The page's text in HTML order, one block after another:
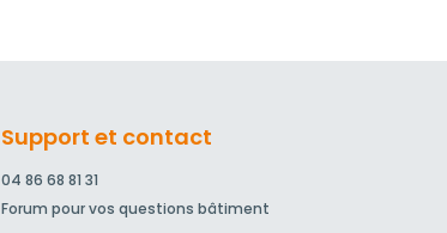
Support et contact
04 86 68 81 31
Forum pour vos questions bâtiment